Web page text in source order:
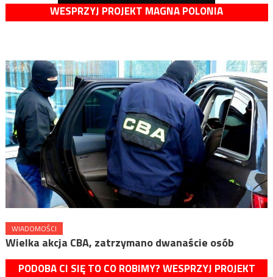
WESPRZYJ PROJEKT MAGNA POLONIA
WIADOMOŚCI
Wielka akcja CBA, zatrzymano dwanaście osób
PODOBA CI SIĘ TO CO ROBIMY? WESPRZYJ PROJEKT